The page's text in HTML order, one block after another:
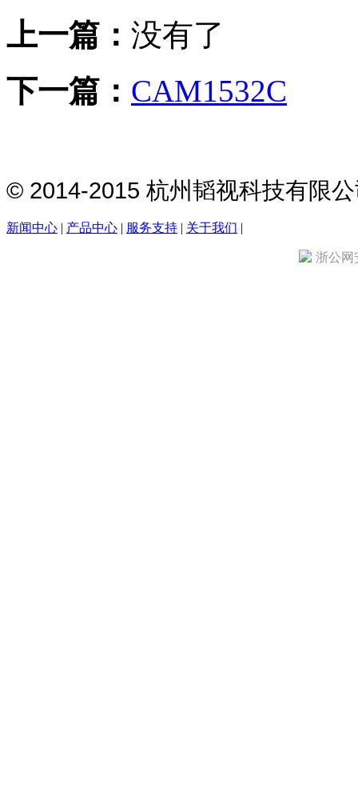
上一篇： 没有了
下一篇： CAM1532C
© 2014-2015 杭州韬视科技有限
新闻中心 | 产品中心 | 服务支持 | 关于我们 |
浙公网